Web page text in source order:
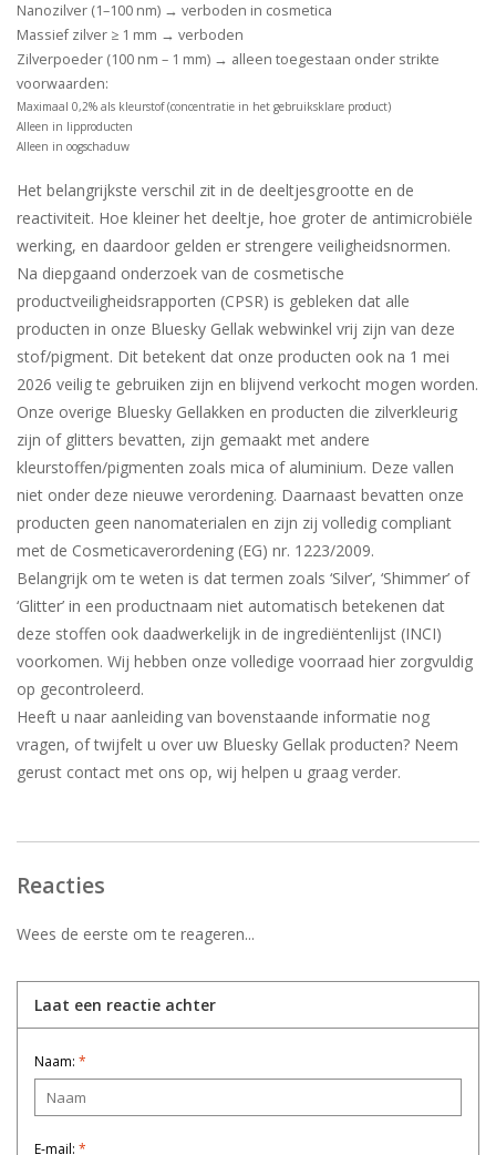
Nanozilver (1–100 nm) → verboden in cosmetica
Massief zilver ≥ 1 mm → verboden
Zilverpoeder (100 nm – 1 mm) → alleen toegestaan onder strikte
voorwaarden:
Maximaal 0,2% als kleurstof (concentratie in het gebruiksklare product)
Alleen in lipproducten
Alleen in oogschaduw
Het belangrijkste verschil zit in de deeltjesgrootte en de
reactiviteit. Hoe kleiner het deeltje, hoe groter de antimicrobiële
werking, en daardoor gelden er strengere veiligheidsnormen.
Na diepgaand onderzoek van de cosmetische
productveiligheidsrapporten (CPSR) is gebleken dat alle
producten in onze Bluesky Gellak webwinkel vrij zijn van deze
stof/pigment. Dit betekent dat onze producten ook na 1 mei
2026 veilig te gebruiken zijn en blijvend verkocht mogen worden.
Onze overige Bluesky Gellakken en producten die zilverkleurig
zijn of glitters bevatten, zijn gemaakt met andere
kleurstoffen/pigmenten zoals mica of aluminium. Deze vallen
niet onder deze nieuwe verordening. Daarnaast bevatten onze
producten geen nanomaterialen en zijn zij volledig compliant
met de Cosmeticaverordening (EG) nr. 1223/2009.
Belangrijk om te weten is dat termen zoals ‘Silver’, ‘Shimmer’ of
‘Glitter’ in een productnaam niet automatisch betekenen dat
deze stoffen ook daadwerkelijk in de ingrediëntenlijst (INCI)
voorkomen. Wij hebben onze volledige voorraad hier zorgvuldig
op gecontroleerd.
Heeft u naar aanleiding van bovenstaande informatie nog
vragen, of twijfelt u over uw Bluesky Gellak producten? Neem
gerust contact met ons op, wij helpen u graag verder.
Reacties
Wees de eerste om te reageren...
Laat een reactie achter
Naam: *
E-mail: *